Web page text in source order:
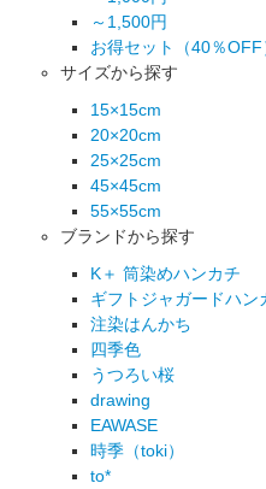
～1,500円
お得セット（40％OFF
サイズから探す
15×15cm
20×20cm
25×25cm
45×45cm
55×55cm
ブランドから探す
K＋ 筒染めハンカチ
ギフトジャガードハン
注染はんかち
四季色
うつろい桜
drawing
EAWASE
時季（toki）
to*